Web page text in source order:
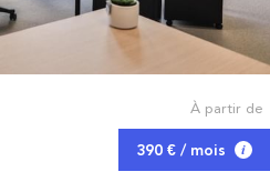
À partir de
390 € / mois